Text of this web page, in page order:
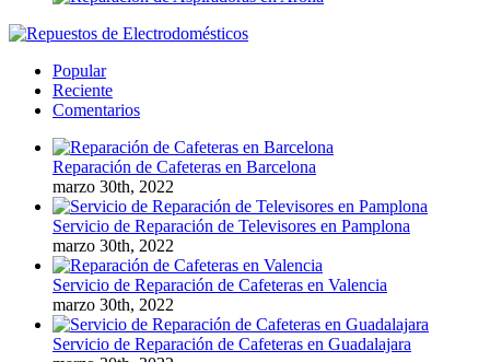
Popular
Reciente
Comentarios
Reparación de Cafeteras en Barcelona
marzo 30th, 2022
Servicio de Reparación de Televisores en Pamplona
marzo 30th, 2022
Servicio de Reparación de Cafeteras en Valencia
marzo 30th, 2022
Servicio de Reparación de Cafeteras en Guadalajara